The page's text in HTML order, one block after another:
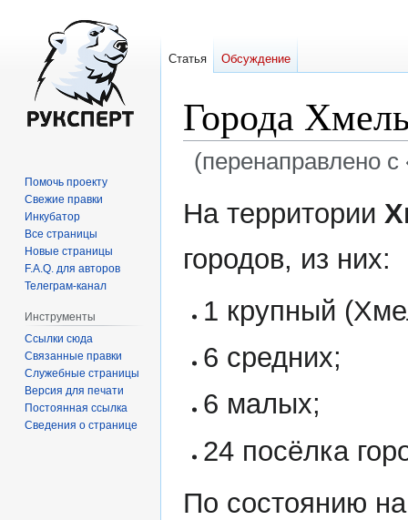
Города
(перенаправлено с
ккНа территории
городов, из них:
1 крупный
6 средних;
6 малых;
24 посёлка
По состоянию
Статья Обсуждение
Помочь проекту
Свежие правки
Инкубатор
Все страницы
Новые страницы
F.A.Q. для авторов
Телеграм-канал
Инструменты
Ссылки сюда
Связанные правки
Служебные страницы
Версия для печати
Постоянная ссылка
Сведения о странице